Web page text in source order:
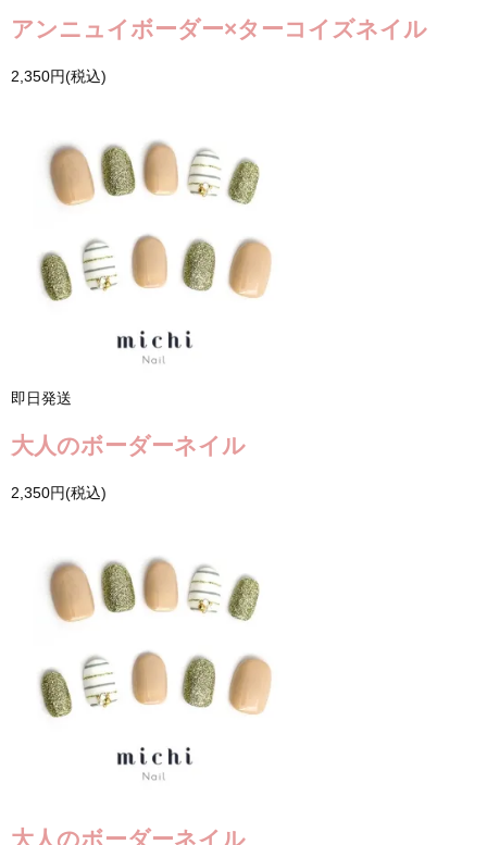
アンニュイボーダー×ターコイズネイル
2,350円(税込)
即日発送
大人のボーダーネイル
2,350円(税込)
大人のボーダーネイル